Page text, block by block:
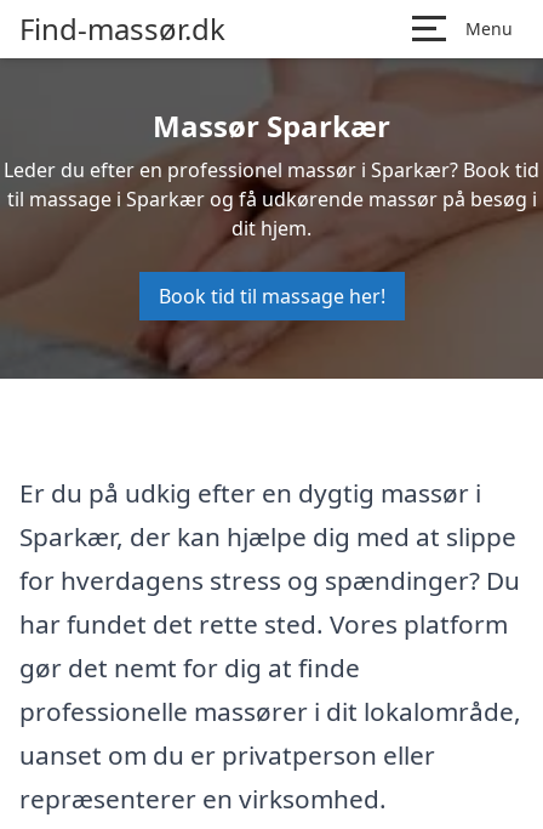
Find-massør.dk Menu
Massør Sparkær
Leder du efter en professionel massør i Sparkær? Book tid
til massage i Sparkær og få udkørende massør på besøg i
dit hjem.
Book tid til massage her!
Er du på udkig efter en dygtig massør i
Sparkær, der kan hjælpe dig med at slippe
for hverdagens stress og spændinger? Du
har fundet det rette sted. Vores platform
gør det nemt for dig at finde
professionelle massører i dit lokalområde,
uanset om du er privatperson eller
repræsenterer en virksomhed.